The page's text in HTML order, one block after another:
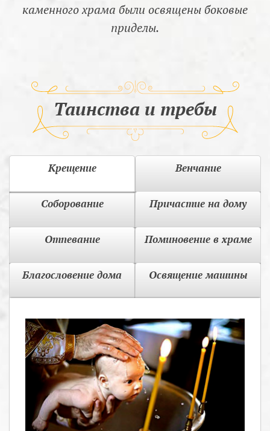
каменного храма были освящены боковые
приделы.
Таинства и требы
Крещение Венчание
Соборование Причастие на дому
Отпевание Поминовение в храме
Благословение дома Освящение машины